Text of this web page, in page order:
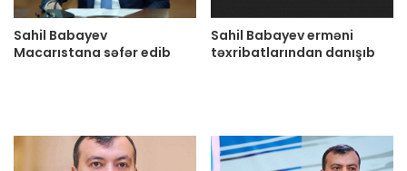
Sahil Babayev
Macarıstana səfər edib
Sahil Babayev erməni
təxribatlarından danışıb